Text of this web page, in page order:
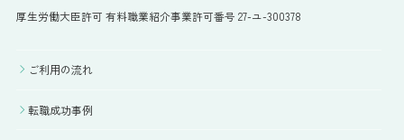
厚生労働大臣許可 有料職業紹介事業許可番号 27-ユ-300378
ご利用の流れ
転職成功事例